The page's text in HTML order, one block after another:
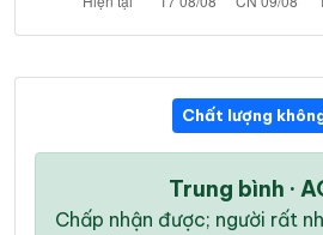
Chất lượng
Trung bình ·
Chấp nhận được; người rất